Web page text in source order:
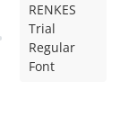
RENKES
Trial
Regular
Font